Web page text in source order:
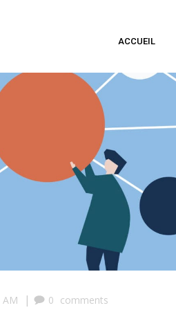
ACCUEIL
AM | 0 comments